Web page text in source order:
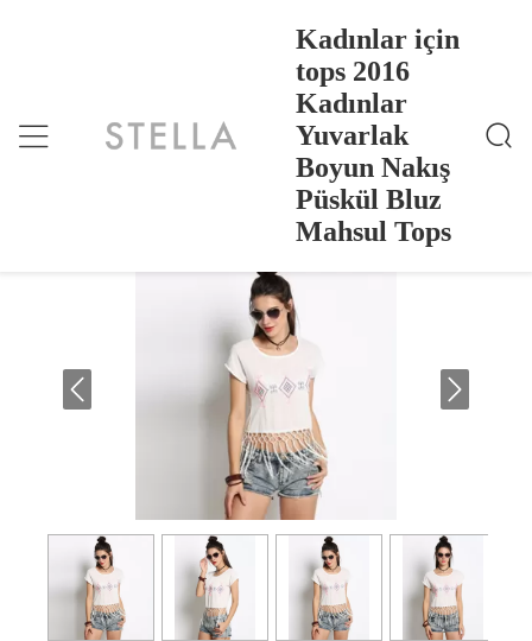
Kadınlar için
tops 2016
Kadınlar
Yuvarlak
Boyun Nakış
Püskül Bluz
Mahsul Tops
Kadınlar Için Tops 2016 Kadınlar Yuvarlak Boyun N
Akış Püskül Bluz Mahsul Tops
Kadınlar için tops 2016 Kadınlar
Yuvarlak Boyun Nakış Püskül Bluz